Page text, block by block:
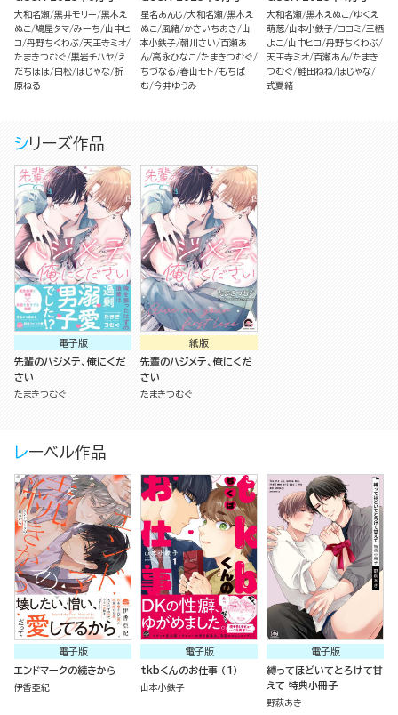
大和名瀬 黒井モリー 黒木え
ぬこ 鳩屋タマ みーち
山中ヒ
コ 丹野ちくわぶ 天王寺ミオ
たまきつむぐ 黒岩チハヤ え
だちほほ
白松 ほじゃな 折
原ねる
星名あんじ 大和名瀬 黒木え
ぬこ
風緒 かさいちあき
山
本小鉄子 朝川さい 百瀬あ
ん 高永ひなこ たまきつむぐ
ちづなる 春山モト
もちぱ
む 今井ゆうみ
大和名瀬 黒木えぬこ
ゆくえ
萌葱 山本小鉄子 ココミ 三栖
よこ
山中ヒコ 丹野ちくわぶ
天王寺ミオ 百瀬あん たまき
つむぐ 鮭田ねね
ほじゃな
式夏緒
シリーズ作品
電子版
先輩のハジメテ、俺にくだ
さい
たまきつむぐ
紙版
先輩のハジメテ、俺にくだ
さい
たまきつむぐ
レーベル作品
電子版
エンドマークの続きから
伊香亞紀
電子版
tkbくんのお仕事 （1）
山本小鉄子
電子版
縛ってほどいてとろけて甘
えて 特典小冊子
野萩あき